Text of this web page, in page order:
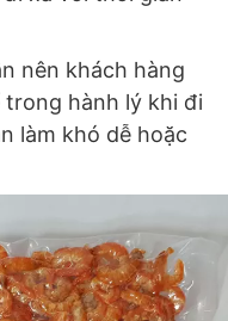
nên khách hàng
hành lý khi đi
làm khó dễ hoặc